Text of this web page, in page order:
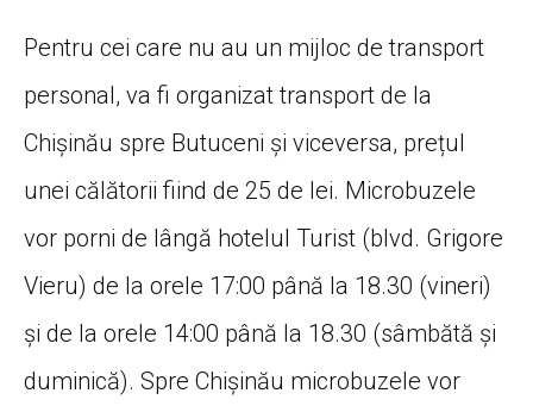
Pentru cei care nu au un mijloc de transport
personal, va fi organizat transport de la
Chișinău spre Butuceni și viceversa, prețul
unei călătorii fiind de 25 de lei. Microbuzele
vor porni de lângă hotelul Turist (blvd. Grigore
Vieru) de la orele 17:00 până la 18.30 (vineri)
și de la orele 14:00 până la 18.30 (sâmbătă și
duminică). Spre Chișinău microbuzele vor